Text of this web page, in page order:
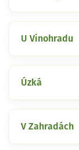
U Vinohradu
Úzká
V Zahradách